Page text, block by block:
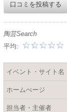
口コミを投稿する
陶芸Search
平均:
イベント・サイト名
ホームぺージ
担当者・主催者